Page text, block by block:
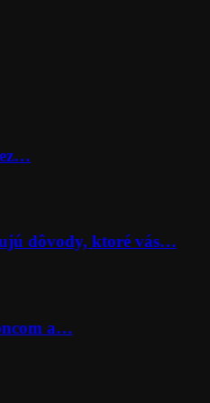
dôvody, ktoré vás…
a…